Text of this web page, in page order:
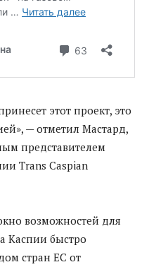
этот проект, это
— отметил Мастард,
представителем
Trans Caspian
возможностей для
Каспии быстро
стран ЕС от